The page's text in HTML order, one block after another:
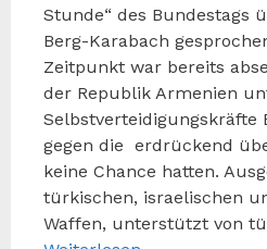
Stunde“ des Bundestags
Berg-Karabach
Zeitpunkt war bereits
der Republik Armenien
Selbstverteidigungskräfte
gegen die erdrückend
keine Chance hatten.
türkischen, israelischen
Waffen, unterstützt von